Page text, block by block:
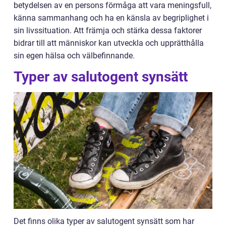
betydelsen av en persons förmåga att vara meningsfull,
känna sammanhang och ha en känsla av begriplighet i
sin livssituation. Att främja och stärka dessa faktorer
bidrar till att människor kan utveckla och upprätthålla
sin egen hälsa och välbefinnande.
Typer av salutogent synsätt
Det finns olika typer av salutogent synsätt som har